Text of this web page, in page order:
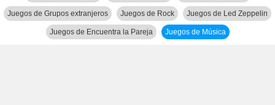
Juegos de Grupos extranjeros Juegos de Rock Juegos de Led Zeppelin
Juegos de Encuentra la Pareja Juegos de Música